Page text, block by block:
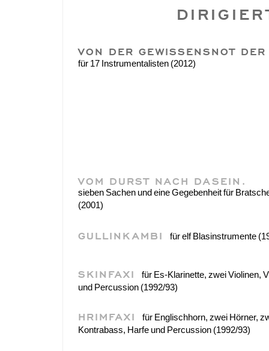
VON DER GEWISSENSNOT
für 17 Instrumentalisten (2012)
VOM DURST NACH DASEIN.
sieben Sachen und eine Gegebenheit für
(2001)
GULLINKAMBI für elf Blasinstrumente
SKINFAXI
für Es-Klarinette, zwei Violinen,
und Percussion (1992/93)
HRIMFAXI
für Englischhorn, zwei Hörner,
Kontrabass, Harfe und Percussion (1992/93)